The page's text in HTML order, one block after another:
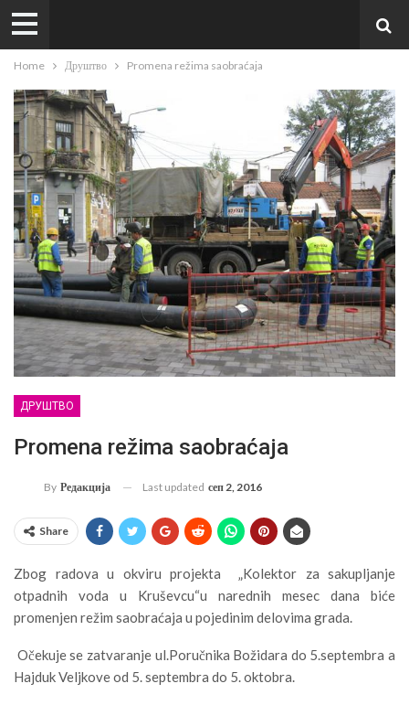
Home Друштво Promena režima saobraćaja
ДРУШТВО
Promena režima saobraćaja
By Редакција Last updated сеп 2, 2016
Share
Zbog radova u okviru projekta „Kolektor za sakupljanje
otpadnih voda u Kruševcu“u narednih mesec dana biće
promenjen režim saobraćaja u pojedinim delovima grada.
Očekuje se zatvaranje ul.Poručnika Božidara do 5.septembra a
Hajduk Veljkove od 5. septembra do 5. oktobra.